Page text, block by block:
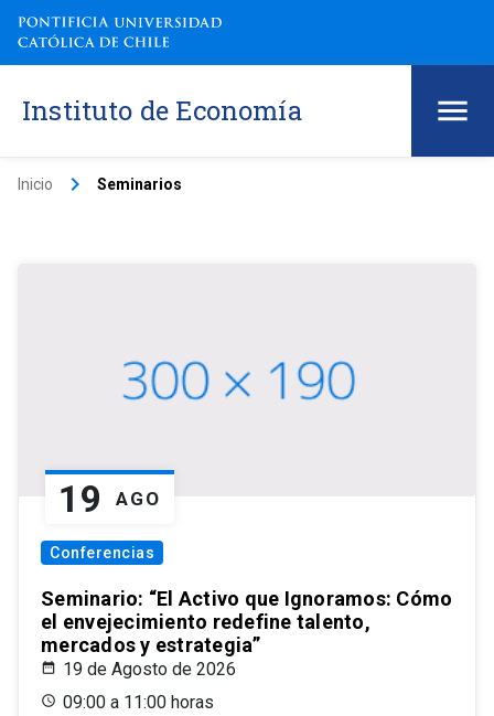
Instituto de Economía
Inicio keyboard_arrow_right Seminarios
19 AGO
Conferencias
Seminario: “El Activo que Ignoramos: Cómo
el envejecimiento redefine talento,
mercados y estrategia”
19 de Agosto de 2026
09:00 a 11:00 horas